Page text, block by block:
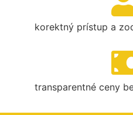
korektný prístup a
transparentné ceny